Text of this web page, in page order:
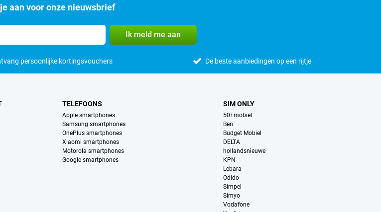
aan voor onze nieuwsbrief
Ik meld me aan
persoonlijke kortingsvouchers De beste aanbiedingen op een rijtje
TELEFOONS
Apple smartphones
Samsung smartphones
OnePlus smartphones
Xiaomi smartphones
Motorola smartphones
Google smartphones
SIM ONLY
50+mobiel
Ben
Budget Mobiel
DELTA
hollandsnieuwe
KPN
Lebara
Odido
Simpel
Simyo
Vodafone